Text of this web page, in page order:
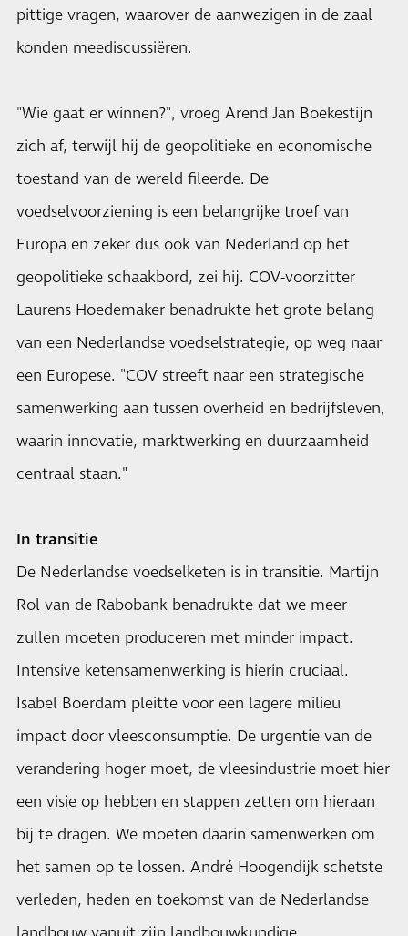
pittige vragen, waarover de aanwezigen in de zaal
konden meediscussiëren.
"Wie gaat er winnen?", vroeg Arend Jan Boekestijn
zich af, terwijl hij de geopolitieke en economische
toestand van de wereld fileerde. De
voedselvoorziening is een belangrijke troef van
Europa en zeker dus ook van Nederland op het
geopolitieke schaakbord, zei hij. COV-voorzitter
Laurens Hoedemaker benadrukte het grote belang
van een Nederlandse voedselstrategie, op weg naar
een Europese. "COV streeft naar een strategische
samenwerking aan tussen overheid en bedrijfsleven,
waarin innovatie, marktwerking en duurzaamheid
centraal staan."
In transitie
De Nederlandse voedselketen is in transitie. Martijn
Rol van de Rabobank benadrukte dat we meer
zullen moeten produceren met minder impact.
Intensive ketensamenwerking is hierin cruciaal.
Isabel Boerdam pleitte voor een lagere milieu
impact door vleesconsumptie. De urgentie van de
verandering hoger moet, de vleesindustrie moet hier
een visie op hebben en stappen zetten om hieraan
bij te dragen. We moeten daarin samenwerken om
het samen op te lossen. André Hoogendijk schetste
verleden, heden en toekomst van de Nederlandse